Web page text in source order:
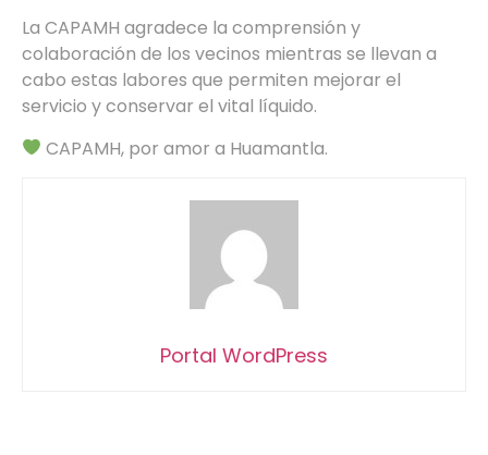
La CAPAMH agradece la comprensión y
colaboración de los vecinos mientras se llevan a
cabo estas labores que permiten mejorar el
servicio y conservar el vital líquido.
CAPAMH, por amor a Huamantla.
Portal WordPress